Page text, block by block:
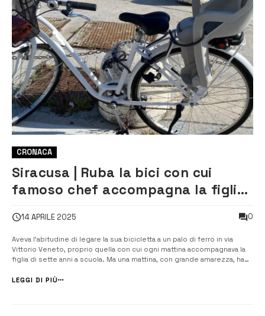
CRONACA
Siracusa | Ruba la bici con cui
famoso chef accompagna la figlia
14 APRILE 2025 0
Aveva l’abitudine di legare la sua bicicletta a un palo di ferro in via
Vittorio Veneto, proprio quella con cui ogni mattina accompagnava la
figlia di sette anni a scuola. Ma una mattina, con grande amarezza, ha
furto è un noto chef […]
LEGGI DI PIÙ